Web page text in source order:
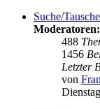
Suche/
Moderatoren:
488
1456
Letzter
von